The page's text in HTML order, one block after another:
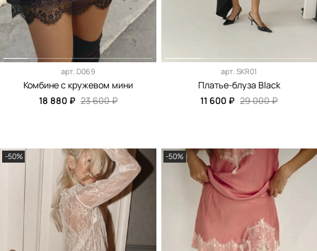
арт. D069
Комбине с кружевом мини
18 880 ₽ 23 600 ₽
арт.SKR01
Платье-блуза Black
11 600 ₽ 29 000 ₽
-50% -50%